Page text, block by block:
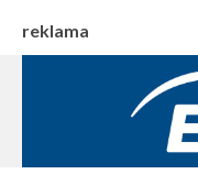
reklama